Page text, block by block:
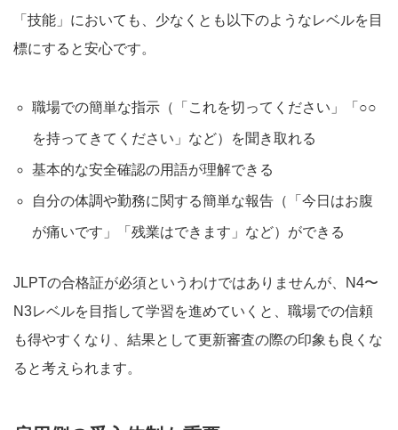
「技能」においても、少なくとも以下のようなレベルを目
標にすると安心です。
職場での簡単な指示（「これを切ってください」「○○
を持ってきてください」など）を聞き取れる
基本的な安全確認の用語が理解できる
自分の体調や勤務に関する簡単な報告（「今日はお腹
が痛いです」「残業はできます」など）ができる
JLPTの合格証が必須というわけではありませんが、N4〜
N3レベルを目指して学習を進めていくと、職場での信頼
も得やすくなり、結果として更新審査の際の印象も良くな
ると考えられます。